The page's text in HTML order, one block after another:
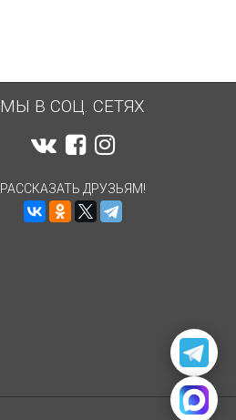
МЫ В СОЦ. СЕТЯХ
РАССКАЗАТЬ ДРУЗЬЯМ!